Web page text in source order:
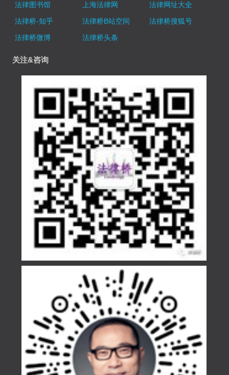
法律图书馆 上海法律网
法律网址大全
法律桥-知乎
法律桥B站空间
法律桥搜狐号
法律桥微博
法律桥头条
关注&咨询